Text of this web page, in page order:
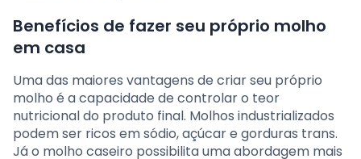
Benefícios de fazer seu próprio molho
em casa
Uma das maiores vantagens de criar seu próprio
molho é a capacidade de controlar o teor
nutricional do produto final. Molhos industrializados
podem ser ricos em sódio, açúcar e gorduras trans.
Já o molho caseiro possibilita uma abordagem mais